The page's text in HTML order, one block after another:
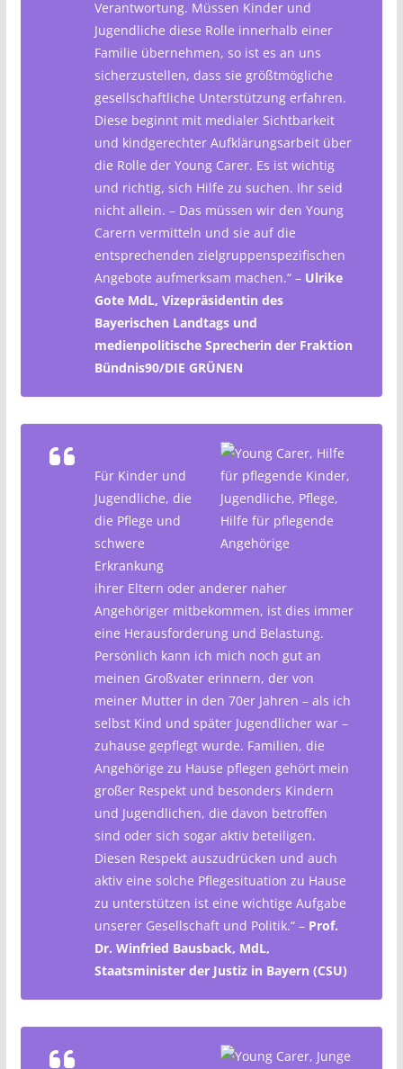
Verantwortung. Müssen Kinder und
Jugendliche diese Rolle innerhalb einer
Familie übernehmen, so ist es an uns
sicherzustellen, dass sie größtmögliche
gesellschaftliche Unterstützung erfahren.
Diese beginnt mit medialer Sichtbarkeit
und kindgerechter Aufklärungsarbeit über
die Rolle der Young Carer. Es ist wichtig
und richtig, sich Hilfe zu suchen. Ihr seid
nicht allein. – Das müssen wir den Young
Carern vermitteln und sie auf die
entsprechenden zielgruppenspezifischen
Angebote aufmerksam machen.“ – Ulrike
Gote MdL, Vizepräsidentin des
Bayerischen Landtags und
medienpolitische Sprecherin der Fraktion
Bündnis90/DIE GRÜNEN
Für Kinder und
Jugendliche, die
die Pflege und
schwere
Erkrankung
ihrer Eltern oder anderer naher
Angehöriger mitbekommen, ist dies immer
eine Herausforderung und Belastung.
Persönlich kann ich mich noch gut an
meinen Großvater erinnern, der von
meiner Mutter in den 70er Jahren – als ich
selbst Kind und später Jugendlicher war –
zuhause gepflegt wurde. Familien, die
Angehörige zu Hause pflegen gehört mein
großer Respekt und besonders Kindern
und Jugendlichen, die davon betroffen
sind oder sich sogar aktiv beteiligen.
Diesen Respekt auszudrücken und auch
aktiv eine solche Pflegesituation zu Hause
zu unterstützen ist eine wichtige Aufgabe
unserer Gesellschaft und Politik.“ – Prof.
Dr. Winfried Bausback, MdL,
Staatsminister der Justiz in Bayern (CSU)